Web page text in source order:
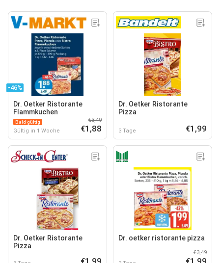
-46%
Dr. Oetker Ristorante
Flammkuchen
Bald gültig
Gültig in 1 Woche
€3,49
€1,88
Dr. Oetker Ristorante
Pizza
3 Tage €1,99
Dr. Oetker Ristorante
Pizza
€1,99
Dr. oetker ristorante pizza
€3,49
€1,99